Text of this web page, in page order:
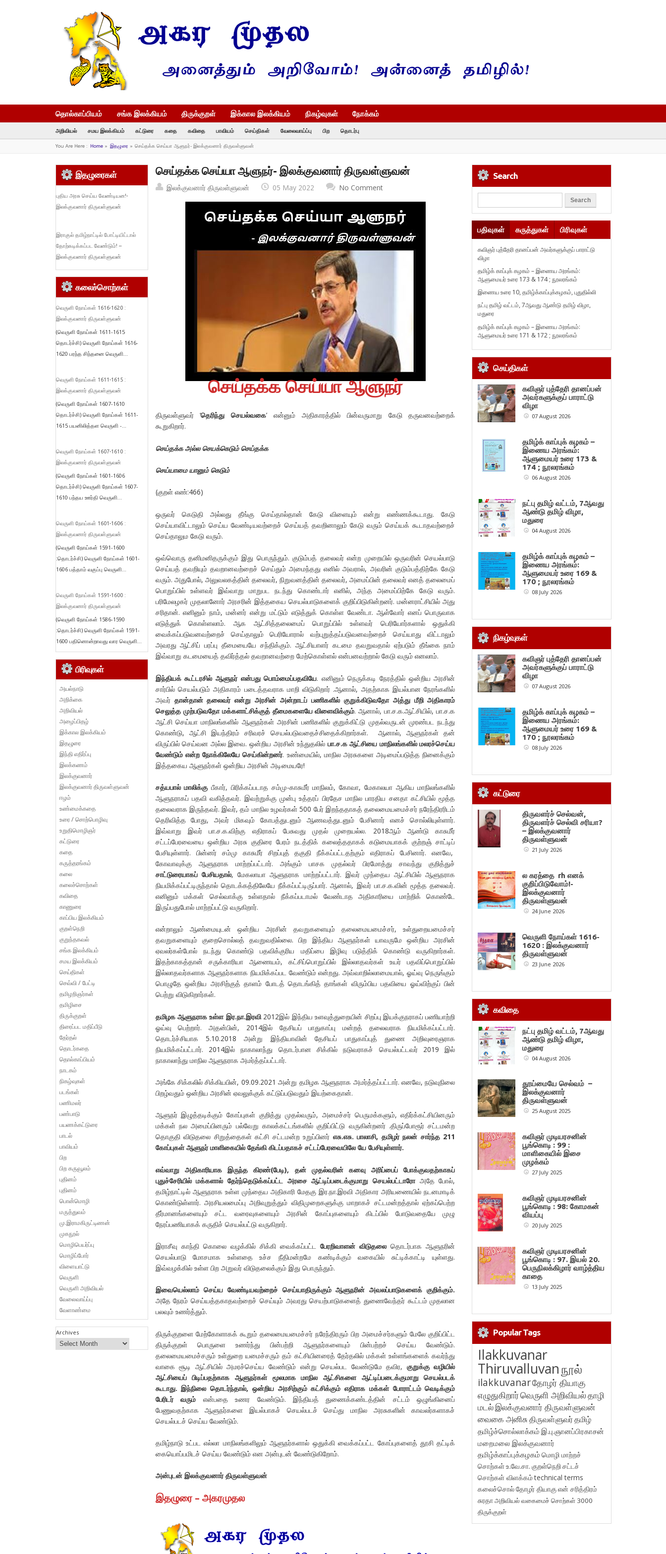
தொல்காப்பியம் சங்க இலக்கியம் திருக்குறள் இக்கால இலக்கியம் நிகழ்வுகள் நோக்கம்
அறிவியல் சமய இலக்கியம் கட்டுரை கதை கவிதை பாவியம் செய்திகள் வேலைவாய்ப்பு பிற தொடர்பு
You Are Here : Home» இதழுரை » செய்தக்க செய்யா ஆளுநர்- இலக்குவனார் திருவள்ளுவன்
செய்தக்க செய்யா ஆளுநர்- இலக்குவனார் திருவள்ளுவன்
இலக்குவனார் திருவள்ளுவன் 05 May 2022 No Comment
செய்தக்க செய்யா ஆளுநர்
திருவள்ளுவர் ‘தெரிந்து செயல்வகை’ என்னும் அதிகாரத்தில் பின்வருமாறு கேடு தருவனவற்றைக்
கூறுகிறார்.
செய்தக்க அல்ல செயக்கெடும் செய்தக்க
செய்யாமை யானும் கெடும்
(குறள் எண்:466)
ஒருவர் கெடுதி அல்லது தீங்கு செய்தால்தான் கேடு விளையும் என்று எண்ணக்கூடாது. கேடு
செய்யாவிட்டாலும் செய்ய வேண்டியவற்றைச் செய்யத் தவறினாலும் கேடு வரும் செய்யக் கூடாதவற்றைச்
செய்தாலும கேடு வரும்.
ஒவ்வொரு தனிமனிதருக்கும் இது பொருந்தும். குடும்பத் தலைவர் என்ற முறையில் ஒருவரின் செயல்பாடு
செய்யத் தவறியும் தவறானவற்றைச் செய்தும் அமைந்தது எனில் அவரால், அவரின் குடும்பத்திற்கே கேடு
வரும். அதுபோல், அலுவலகத்தின் தலைவர், நிறுவனத்தின் தலைவர், அமைப்பின் தலைவர் எனத் தலைமைப்
பொறுப்பில் உள்ளவர் இவ்வாறு மாறுபட நடந்து கொண்டார் எனில், அந்த அமைப்பிற்கே கேடு வரும்.
பரிமேலழகர் முதலானோர் அரசரின் இத்தகைய செயல்பாடுகளைக் குறிப்பிடுகின்றனர். மன்னராட்சியில் அது
சரிதான். எனினும் நாம், மன்னர் என்று மட்டும் எடுத்துக் கொள்ள வேண்டா. ஆள்வோர் எனப் பொருவாக
எடுத்துக் கொள்ளலாம். ஆக ஆட்சித்தலைமைப் பொறுப்பில் உள்ளவர் பெரியோர்களால் ஒதுக்கி
வைக்கப்படுவனவற்றைச் செய்தாலும் பெரியோரால் வற்புறுத்தப்படுவனவற்றைச் செய்யாது விட்டாலும்
அவரது ஆட்சிப் பரப்பு தீமையையே சந்திக்கும். ஆட்சியாளர் கடமை தவறுவதால் ஏற்படும் தீங்கை நாம்
இவ்வாறு கடமையைத் தவிர்த்தல் தவறானவற்றை மேற்கொள்ளல் என்பனவற்றால் கேடு வரும் எனலாம்.
இந்தியக் கூட்டரசில் ஆளுநர் என்பது பொம்மைப்பதவியே. எனினும் நெருக்கடி நேரத்தில் ஒன்றிய அரசின்
சார்பில் செயல்படும் அதிகாரம் படைத்தவராக மாறி விடுகிறார் .ஆனால், அதற்காக இயல்பான நேரங்களில்
அவர் தான்தான் தலைவர் என்று அரசின் அன்றாடப் பணிகளில் குறுக்கிடுவதோ அத்து மீறி அதிகாரம்
செலுத்த முற்படுவதோ மக்களாட்சிக்குத் தீமைகளையே விளைவிக்கும். ஆனால், பா.ச.க.ஆட்சியில், பா.ச.க
ஆட்சி செய்யா மாநிலங்களில் ஆளுநர்கள் அரசின் பணிகளில் குறுக்கிட்டு முதல்வருடன் முரண்பட நடந்து
கொண்டு, ஆட்சி இயந்திரம் சரிவரச் செயல்படுவதைச்சிதைக்கிறார்கள். ஆனால், ஆளுநர்கள் தன்
விருப்பில் செய்வன அல்ல இவை. ஒன்றிய அரசின் உந்துதலில் பா.ச.க ஆட்சியை மாநிலங்களில் மலரச்செய்ய
வேண்டும் என்ற நோக்கிலேயே செய்கின்றனர். உண்மையில், மாநில அரசுகளை அடிமைப்படுத்த நினைக்கும்
இத்தகைய ஆளுநர்கள் ஒன்றிய அரசின் அடிமையரே!
சத்யபால் மாலிக்கு பீகார், பிரிக்கப்படாத சம்மு-காசுமீர் மாநிலம், கோவா, மேகாலயா ஆகிய மாநிலங்களில்
ஆளுநராகப் பதவி வகித்தவர். இவற்றுக்கு முன்பு உத்தரப் பிரதேச மாநில பாரதிய சனதா கட்சியில் மூத்த
தலைவராக இருந்தவர். இவர், தம் மாநில உழவர்கள் 500 பேர் இறந்ததாகத் தலைமையமைச்சர் நரேந்திரரிடம்
தெரிவித்த போது, அவர் மிகவும் கோபத்துடனும் ஆணவத்துடனும் பேசினார் எனச் சொல்லியுள்ளார்.
இவ்வாறு இவர் பா.ச.க.விற்கு எதிராகப் பேசுவது முதல் முறையல்ல. 2018ஆம் ஆண்டு காசுமீர்
சட்டப்பேரவையை ஒன்றிய அரசு குதிரை பேரம் நடத்திக் கலைத்ததாகக் கடுமையாகக் குற்றஞ் சாட்டிப்
பேசியுள்ளார். பின்னர் சம்மு காசுமீர் சிறப்புத் தகுதி நீக்கப்பட்டதற்கும் எதிராகப் பேசினார். எனவே,
கோவாவுக்கு ஆளுநராக மாற்றப்பட்டார். அங்கும் பாசக முதல்வர் பிரமோத்து சாவந்து குறித்துச்
சாட்டுரையாகப் பேசியதால், மேகலாயா ஆளுநராக மாற்றப்பட்டார். இவர் முந்தைய ஆட்சியில் ஆளுநராக
நியமிக்கப்பட்டிருந்தால் தொடக்கத்திலேயே நீக்கப்பட்டிருப்பார். ஆனால், இவர் பா.ச.க.வின் மூத்த தலைவர்.
எனினும் மக்கள் செல்வாக்கு உள்ளதால் நீக்கப்படாமல் வேண்டாத அதிகாரியை மாற்றிக் கொண்டே
இருப்பதுபோல் மாற்றப்பட்டு வருகிறார்.
என்றாலும் ஆண்மையுடன் ஒன்றிய அரசின் தவறுகளையும் தலைமையமைச்சர், உள்துறையமைச்சர்
தவறுகளையும் குறைசொல்லத் தவறுவதில்லை. பிற இந்திய ஆளுநர்கள் யாவருமே ஒன்றிய அரசின்
ஏவலர்கள்போல் நடந்து கொண்டு பதவிக்குரிய மதிப்பை இழிவு படுத்திக் கொண்டு வருகிறார்கள்.
இதற்காகத்தான் சருக்காரியா ஆணையம், கட்சிப்பொறுப்பில் இல்லாதவர்கள் உயர் பதவிப்பொறுப்பில்
இல்லாதவர்களாக ஆளுநர்களாக நியமிக்கப்பட வேண்டும் என்றது. அவ்வாறில்லாமையால், ஓய்வு நெருங்கும்
பொழுதே ஒன்றிய அரசிற்குத் தாளம் போடத் தொடங்கித் தாங்கள் விரும்பிய பதவியை ஓய்விற்குப் பின்
பெற்று விடுகிறார்கள்.
தமிழக ஆளுநராக உள்ள இர.நா.இரவி2012இல் இந்திய உளவுத்துறையின் சிறப்பு இயக்குநராகப் பணியாற்றி
ஓய்வு பெற்றார். அதன்பின், 2014இல் தேசியப் பாதுகாப்பு மன்றத் தலைவராக நியமிக்கப்பட்டார்.
தொடர்ச்சியாக 5.10.2018 அன்று இந்தியாவின் தேசியப் பாதுகாப்புத் துணை அறிவுரைஞராக
நியமிக்கப்பட்டார். 2014இல் நாகாலாந்து தொடர்பான சிக்கில் நடுவராகச் செயல்பட்டவர் 2019 இல்
நாகாலாந்து மாநில ஆளுநராக அமர்த்தப்பட்டார்.
அங்கே சிக்கலில் சிக்கியபின், 09.09.2021 அன்று தமிழக ஆளுநராக அமர்த்தப்பட்டார். எனவே, நடுவுநிலை
பிறழ்வதும் ஒன்றிய அரசின் ஏவலுக்குக் கட்டுப்படுவதும் இயற்கைதான்.
ஆளுநர் இழுத்தடிக்கும் கோப்புகள் குறித்து முதல்வரும், அமைச்சர் பெருமக்களும், எதிர்க்கட்சியினரும்
மக்கள் நல அமைப்பினரும் பல்வேறு காலக்கட்டங்களில் குறிப்பிட்டு வருகின்றனர் .திருப்போரூர் சட்டமன்ற
தொகுதி விடுதலை சிறுத்தைகள் கட்சி சட்டமன்ற உறுப்பினர் எசு.எசு. பாலாசி, தமிழர் நலன் சார்ந்த 211
கோப்புகள் ஆளுநர் மாளிகையில் தேங்கி கிடப்பதாகச் சட்டப்பேரவையிலே யே பேசியுள்ளார்.
எவ்வாறு அதிகாரியாக இருந்த கிரண்(பேடி), தன் முதல்வரின் கனவு அரிப்பைப் போக்குவதற்காகப்
புதுச்சேரியில் மக்களால் தேர்ந்தெடுக்கப்பட்ட அரசை ஆட்டிப்படைக்குமாறு செயல்பட்டாரோஅதே போல்,
தமிழ்நாட்டில் ஆளுநராக உள்ள முந்தைய அதிகாரி மேதகு இர.நா.இரவி அதிகார அரியணையில் நடனமாடிக்
கொண்டுள்ளார். அரசியலமைப்பு அறிவுறுத்தும் விதிமுறைகளுக்கு மாறாகச் சட்டமன்றத்தால் ஏற்கப்பெற்ற
தீர்மானங்களையும் சட்ட வரைவுகளையும் அரசின் கோப்புகளையும் கிடப்பில் போடுவதையே முழு
நேரப்பணியாகக் கருதிச் செயல்பட்டு வருகிறார்.
இராசீவு காந்தி கொலை வழக்கில் சிக்கி வைக்கப்பட்ட பேரறிவாளன் விடுதலைதொடர்பாக ஆளுநரின்
செயல்பாடு மோசமாக உள்ளதை உச்ச நீதிமன்றமே கண்டிக்கும் வகையில் சுட்டிக்காட்டி யுள்ளது.
இவ்வழக்கில் உள்ள பிற அறுவர் விடுதலைக்கும் இது பொருந்தும்.
இவையெல்லாம் செய்ய வேண்டியவற்றைச் செய்யாதிருக்கும் ஆளுநரின் அவலப்பாடுகளைக் குறிக்கும்.
அதே நேரம் செய்யத்தகாதவற்றைச் செய்யும் அவரது செயற்பாடுகளைத் துணைவேந்தர் கூட்டம் முதலான
பலவும் உணர்த்தும்.
திருக்குறளை மேற்கோளாகக் கூறும் தலைமையமைச்சர் நரேந்திரரும் பிற அமைச்சர்களும் மேலே குறிப்பிட்ட
திருக்குறள் பொருளை உணர்ந்து பின்பற்றி ஆளுநர்களையும் பின்பற்றச் செய்ய வேண்டும்.
தலைமையமைச்சரும் உள்துறை யமைச்சரும் தம் கட்சியினரைத் தேர்தலில் மக்கள் உள்ளங்களைக் கவர்ந்து
வாகை சூடி ஆட்சியில் அமரச்செய்ய வேண்டும் என்று செயல்பட வேண்டுமே தவிர, குறுக்கு வழியில்
ஆட்சியைப் பிடிப்பதற்காக ஆளுநர்கள் மூலமாக மாநில ஆட்சிகளை ஆட்டிப்படைக்குமாறு செயல்படக்
கூடாது. இந்நிலை தொடர்ந்தால், ஒன்றிய அரசிற்கும் கட்சிக்கும் எதிராக மக்கள் போராட்டம் வெடிக்கும்
பேரிடர் வரும் என்பதை உணர வேண்டும். இந்தியத் துணைக்கண்டத்தின் சட்டம் ஒழுங்கினைப்
பேணுவதற்காக ஆளுநர்களை இயல்பாகச் செயல்படச் செய்து மாநில அரசுகளின் காவலர்களாகச்
செயல்படச் செய்ய வேண்டும்.
தமிழ்நாடு உட்பட எல்லா மாநிலங்களிலும் ஆளுநர்களால் ஒதுக்கி வைக்கப்பட்ட கோப்புகளைத் தூசி தட்டிக்
கையொப்பமிடச் செய்ய வேண்டும் என அன்புடன் வேண்டுகிறோம்.
அன்புடன் இலக்குவனார் திருவள்ளுவன்
இதழுரை – அகரமுதல
இதழுரைகள்
புதிய அரசு செய்ய வேண்டியன!-
இலக்குவனார் திருவள்ளுவன்
இராகுல் தமிழ்நாட்டில் போட்டியிட்டால்
தோற்கடிக்கப்பட வேண்டும்! –
இலக்குவனார் திருவள்ளுவன்
கலைச்சொற்கள்
வெருளி நோய்கள் 1616-1620 :
இலக்குவனார் திருவள்ளுவன்
(வெருளி நோய்கள் 1611-1615
தொடர்ச்சி) வெருளி நோய்கள் 1616-
1620 பரந்த சிந்தனை வெருளி...
வெருளி நோய்கள் 1611-1615 :
இலக்குவனார் திருவள்ளுவன்
(வெருளி நோய்கள் 1607-1610
தொடர்ச்சி) வெருளி நோய்கள் 1611-
1615 பயனிலித்தள வெருளி -...
வெருளி நோய்கள் 1607-1610 :
இலக்குவனார் திருவள்ளுவன்
(வெருளி நோய்கள் 1601-1606
தொடர்ச்சி) வெருளி நோய்கள் 1607-
1610 பந்தய ஊர்தி வெருளி...
வெருளி நோய்கள் 1601-1606 :
இலக்குவனார் திருவள்ளுவன்
(வெருளி நோய்கள் 1591-1600
:தொடர்ச்சி) வெருளி நோய்கள் 1601-
1606 பத்தாம் வகுப்பு வெருளி...
வெருளி நோய்கள் 1591-1600 :
இலக்குவனார் திருவள்ளுவன்
(வெருளி நோய்கள் 1586-1590
:தொடர்ச்சி) வெருளி நோய்கள் 1591-
1600 பதினொன்றாவது வார வெருளி...
பிரிவுகள்
அயல்நாடு
அறிக்கை
அறிவியல்
அழைப்பிதழ்
இக்கால இலக்கியம்
இதழுரை
இந்தி எதிர்ப்பு
இலக்கணம்
இலக்குவனார்
இலக்குவனார் திருவள்ளுவன்
ஈழம்
உண்மைக்கதை
உரை / சொற்பொழிவு
உறுதிமொழிஞர்
கட்டுரை
கதை
கருத்தரங்கம்
கலை
கலைச்சொற்கள்
கவிதை
காணுரை
காப்பிய இலக்கியம்
குறள்நெறி
குறுந்தகவல்
சங்க இலக்கியம்
சமய இலக்கியம்
செய்திகள்
செவ்வி / பேட்டி
தமிழறிஞர்கள்
தமிழிசை
திருக்குறள்
திரைப்பட மதிப்பீடு
தேர்தல்
தொடர்கதை
தொல்காப்பியம்
நாடகம்
நிகழ்வுகள்
படங்கள்
பணிமலர்
பண்பாடு
பயணக்கட்டுரை
பாடல்
பாவியம்
பிற
பிற கருவூலம்
புதினம்
புதினம்
பொன்மொழி
மருத்துவம்
மு.இராமகிருட்டிணன்
முகநூல்
மொழிபெயர்ப்பு
மொழிப்போர்
விளையாட்டு
வெருளி
வெருளி அறிவியல்
வேலைவாய்ப்பு
வேளாண்மை
Archives
Search
பதிவுகள் கருத்துகள் பிரிவுகள்
கவிஞர் புத்தேரி தானப்பன் அவர்களுக்குப் பாராட்டு
விழா
தமிழ்க் காப்புக் கழகம் – இணைய அரங்கம்:
ஆளுமையர் உரை 173 & 174 ; நூலரங்கம்
இணைய உரை 10, தமிழ்க்காப்புக்கழகம், புதுதில்லி
நட்பு தமிழ் வட்டம், 7ஆவது ஆண்டு தமிழ் விழா,
மதுரை
தமிழ்க் காப்புக் கழகம் – இணைய அரங்கம்:
ஆளுமையர் உரை 171 & 172 ; நூலரங்கம்
செய்திகள்
கவிஞர் புத்தேரி தானப்பன்
அவர்களுக்குப் பாராட்டு
விழா
07 August 2026
தமிழ்க் காப்புக் கழகம் –
இணைய அரங்கம்:
ஆளுமையர் உரை 173 &
174 ; நூலரங்கம்
06 August 2026
நட்பு தமிழ் வட்டம், 7ஆவது
ஆண்டு தமிழ் விழா,
மதுரை
04 August 2026
தமிழ்க் காப்புக் கழகம் –
இணைய அரங்கம்:
ஆளுமையர் உரை 169 &
170 ; நூலரங்கம்
08 July 2026
நிகழ்வுகள்
கவிஞர் புத்தேரி தானப்பன்
அவர்களுக்குப் பாராட்டு
விழா
07 August 2026
தமிழ்க் காப்புக் கழகம் –
இணைய அரங்கம்:
ஆளுமையர் உரை 169 &
170 ; நூலரங்கம்
08 July 2026
கட்டுரை
திருவளர்ச் செல்வன்,
திருவளர்ச் செல்வி சரியா?
– இலக்குவனார்
திருவள்ளுவன்
21 July 2026
ல கரத்தை rh எனக்
குறிப்பிடுவோம்!-
இலக்குவனார்
திருவள்ளுவன்
24 June 2026
வெருளி நோய்கள் 1616-
1620 : இலக்குவனார்
திருவள்ளுவன்
23 June 2026
கவிதை
நட்பு தமிழ் வட்டம், 7ஆவது
ஆண்டு தமிழ் விழா,
மதுரை
04 August 2026
தூய்மையே செல்வம் –
இலக்குவனார்
திருவள்ளுவன்
25 August 2025
கவிஞர் முடியரசனின்
பூங்கொடி : 99 :
மாளிகையில் இசை
முழக்கம்
27 July 2025
கவிஞர் முடியரசனின்
பூங்கொடி : 98: கோமகன்
வியப்பு
20 July 2025
கவிஞர் முடியரசனின்
பூங்கொடி : 97. இயல் 20.
பெருநிலக்கிழார் வாழ்த்திய
காதை
13 July 2025
Popular Tags
Ilakkuvanar
Thiruvalluvanநூல்
ilakkuvanarதோழர் தியாகு
எழுதுகிறார்வெருளி அறிவியல்தாழி
மடல்இலக்குவனார் திருவள்ளுவன்
வைகை அனிசுதிருவள்ளுவர்தமிழ்
தமிழ்ச்சொல்லாக்கம் இ.பு.ஞானப்பிரகாசன்
மறைமலை இலக்குவனார்
தமிழ்க்காப்புக்கழகம் மொழி மாற்றச்
சொற்கள்உ.வே.சா. குறள்நெறி சட்டச்
சொற்கள் விளக்கம்technical terms
கலைச்சொல்தோழர் தியாகுஎன் சரித்திரம்
சுரதாஅறிவியல் வகைமைச் சொற்கள் 3000
திருக்குறள்